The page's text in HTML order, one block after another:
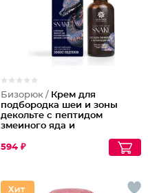
Бизорюк / Крем для
подбородка шеи и зоны
декольте с пептидом
змеиного яда и
594 ₽